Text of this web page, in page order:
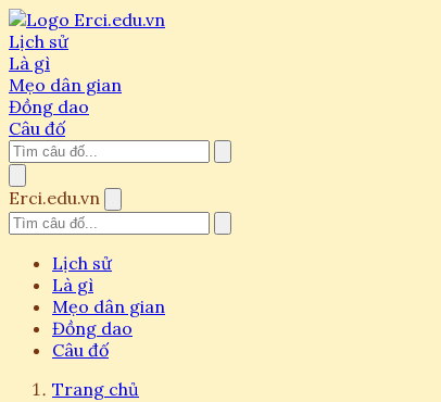
Lịch sử
Là gì
Mẹo dân gian
Đồng dao
Câu đố
Erci.edu.vn
Lịch sử
Là gì
Mẹo dân gian
Đồng dao
Câu đố
Trang chủ